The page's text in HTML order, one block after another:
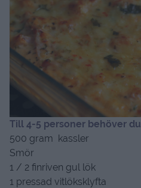
Till 4-5 personer behöver du
500 gram kassler
Smör
1 / 2 finriven gul lök
1 pressad vitlöksklyfta